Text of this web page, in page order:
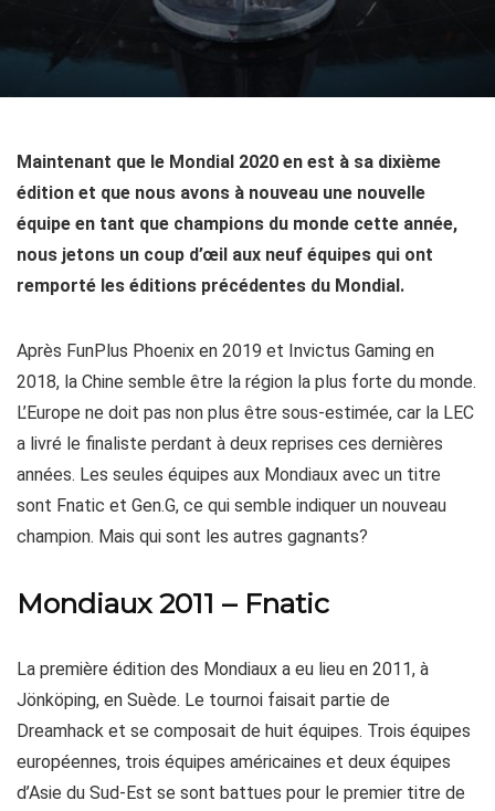
Maintenant que le Mondial 2020 en est à sa dixième
édition et que nous avons à nouveau une nouvelle
équipe en tant que champions du monde cette année,
nous jetons un coup d’œil aux neuf équipes qui ont
remporté les éditions précédentes du Mondial.
Après FunPlus Phoenix en 2019 et Invictus Gaming en
2018, la Chine semble être la région la plus forte du monde.
L’Europe ne doit pas non plus être sous-estimée, car la LEC
a livré le finaliste perdant à deux reprises ces dernières
années. Les seules équipes aux Mondiaux avec un titre
sont Fnatic et Gen.G, ce qui semble indiquer un nouveau
champion. Mais qui sont les autres gagnants?
Mondiaux 2011 – Fnatic
La première édition des Mondiaux a eu lieu en 2011, à
Jönköping, en Suède. Le tournoi faisait partie de
Dreamhack et se composait de huit équipes. Trois équipes
européennes, trois équipes américaines et deux équipes
d’Asie du Sud-Est se sont battues pour le premier titre de